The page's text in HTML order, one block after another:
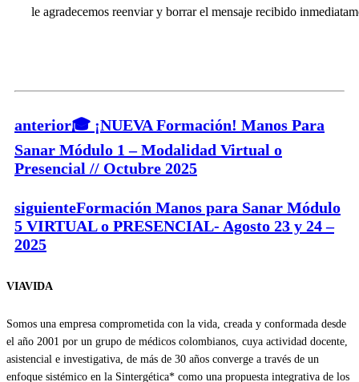
le agradecemos reenviar y borrar el mensaje recibido
anterior🎓 ¡NUEVA Formación! Manos Para
Sanar Módulo 1 – Modalidad Virtual o
Presencial // Octubre 2025
siguienteFormación Manos para Sanar Módulo
5 VIRTUAL o PRESENCIAL- Agosto 23 y 24 –
2025
VIAVIDA
Somos una empresa comprometida con la vida, creada y conformada desde
el año 2001 por un grupo de médicos colombianos, cuya actividad docente,
asistencial e investigativa, de más de 30 años converge a través de un
enfoque sistémico en la Sintergética* como una propuesta integrativa de los